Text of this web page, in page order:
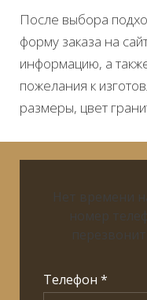
После выбора
форму заказа на
информацию, а
пожелания к
размеры, цвет
Нет времени
номер
Телефон *